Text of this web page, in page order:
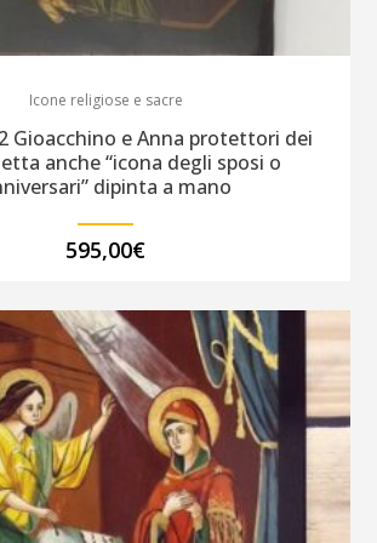
Icone religiose e sacre
Gioacchino e Anna protettori dei
anche “icona degli sposi o
dipinta a mano
595,00€